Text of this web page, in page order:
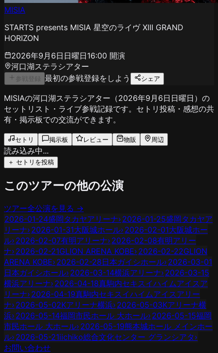
MISIA
STARTS presents MISIA 星空のライヴ XIII GRAND
HORIZON
2026年9月6日日曜日16:00 開演
河口湖ステラシアター
参戦登録 最初の参戦登録をしよう シェア
MISIAの河口湖ステラシアター（2026年9月6日日曜日）の
セットリスト・ライブ参戦記録です。セトリ投稿・感想の共
有・掲示板での交流ができます。
セトリ 掲示板 レビュー 物販 周辺
読み込み中...
＋ セトリを投稿
このツアーの他の公演
ツアー全公演を見る →
2026-01-24盛岡タカヤアリーナ› 2026-01-25盛岡タカヤア
リーナ› 2026-01-31大阪城ホール› 2026-02-01大阪城ホー
ル› 2026-02-07有明アリーナ› 2026-02-08有明アリー
ナ› 2026-02-21GLION ARENA KOBE› 2026-02-22GLION
ARENA KOBE› 2026-02-28日本ガイシホール› 2026-03-01
日本ガイシホール› 2026-03-14横浜アリーナ› 2026-03-15
横浜アリーナ› 2026-04-18真駒内セキスイハイムアイスア
リーナ› 2026-04-19真駒内セキスイハイムアイスアリー
ナ› 2026-05-02Kアリーナ横浜› 2026-05-03Kアリーナ横
浜› 2026-05-14福岡市民ホール 大ホール› 2026-05-15福岡
市民ホール 大ホール› 2026-05-19熊本城ホール メインホー
ル› 2026-05-21iichiko総合文化センター グランシアタ›
お問い合わせ